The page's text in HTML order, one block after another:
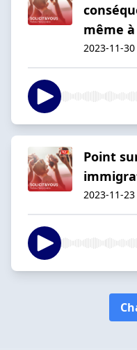
même
2023-11-30
Point
2023-11-23